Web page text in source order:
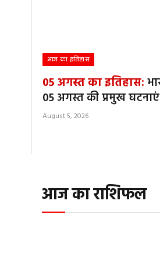
आज का इतिहास
05 अगस्त का इतिहास:
05 अगस्त की प्रमुख घटनाएं
August 5, 2026
आज का राशिफल